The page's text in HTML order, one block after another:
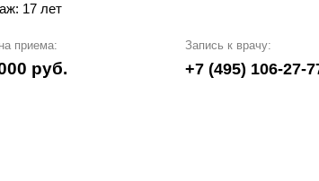
17 лет
приема:
руб.
Запись к врачу:
+7 (495) 106-27-